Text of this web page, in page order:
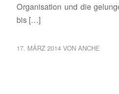
Organisation und die
bis […]
17. MÄRZ 2014 VON ANCHE